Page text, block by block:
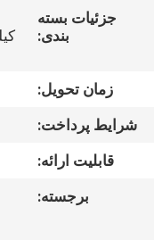
کنترل
ما
تماس
جزئیات بسته
بندی:
زمان تحویل:
شرایط پرداخت:
قابلیت ارائه:
برجسته: